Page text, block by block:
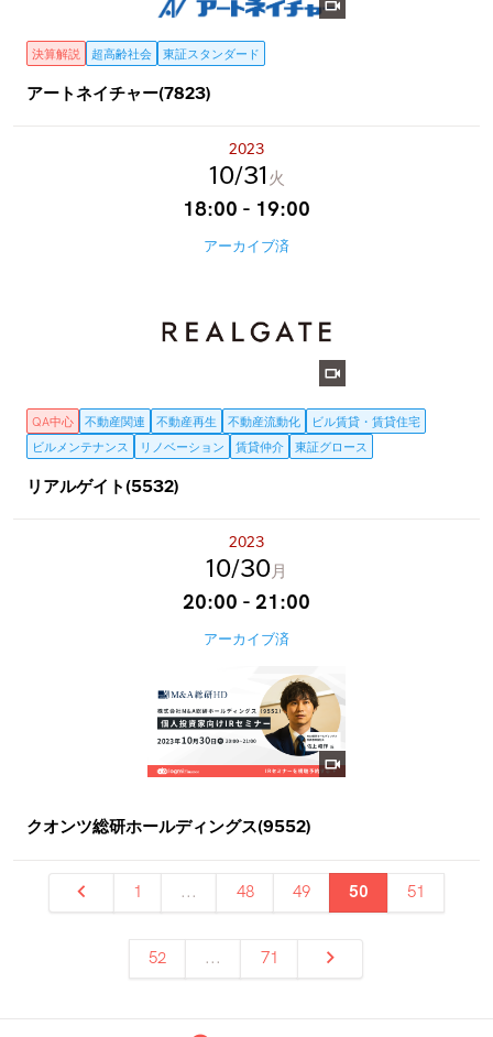
決算解説 超高齢社会 東証スタンダード
アートネイチャー(7823)
2023
10 31 火
18:00 - 19:00
アーカイブ済
QA中心 不動産関連 不動産再生 不動産流動化
ビル賃貸・賃貸住宅
ビルメンテナンス
リノベーション 賃貸仲介 東証グロース
リアルゲイト(5532)
2023
10 30月
20:00 - 21:00
アーカイブ済
クオンツ総研ホールディングス(9552)
1 ... 48 49 50 51
52 ... 71